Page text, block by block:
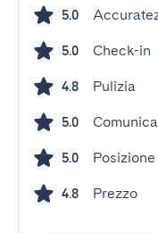
5.0
5.0 Check-in
4.8 Pulizia
5.0
5.0 Posizione
4.8 Prezzo